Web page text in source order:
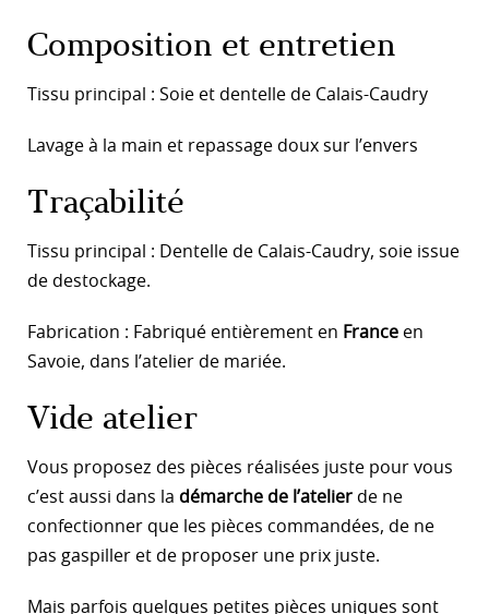
Composition et entretien
Tissu principal : Soie et dentelle de Calais-Caudry
Lavage à la main et repassage doux sur l’envers
Traçabilité
Tissu principal : Dentelle de Calais-Caudry, soie issue
de destockage.
Fabrication : Fabriqué entièrement en France en
Savoie, dans l’atelier de mariée.
Vide atelier
Vous proposez des pièces réalisées juste pour vous
c’est aussi dans la démarche de l’atelier de ne
confectionner que les pièces commandées, de ne
pas gaspiller et de proposer une prix juste.
Mais parfois quelques petites pièces uniques sont